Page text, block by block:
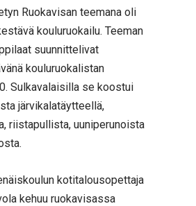
Ruokavisan teemana oli
kouluruokailu. Teeman
suunnittelivat
kouluruokalistan
Sulkavalaisilla se koostui
järvikalatäytteellä,
riistapullista, uuniperunoista
kotitalousopettaja
kehuu ruokavisassa